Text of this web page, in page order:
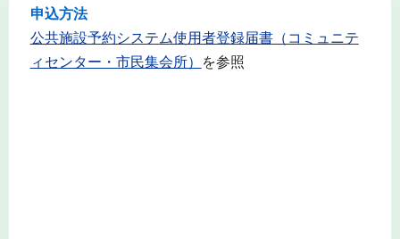
申込方法
公共施設予約システム使用者登録届書（コミュニテ
ィセンター・市民集会所）
を参照